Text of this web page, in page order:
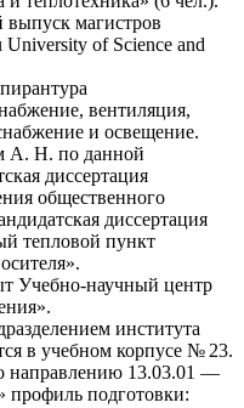
выпуск магистров
of Science and
вентиляция,
и освещение.
А. Н. по данной
диссертация
общественного
диссертация
тепловой пункт
Учебно-научный центр
института
в учебном корпусе № 23.
направлению 13.03.01 —
профиль подготовки: